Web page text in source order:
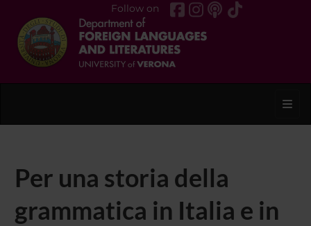
Follow on
Per una storia della
grammatica in Italia e in